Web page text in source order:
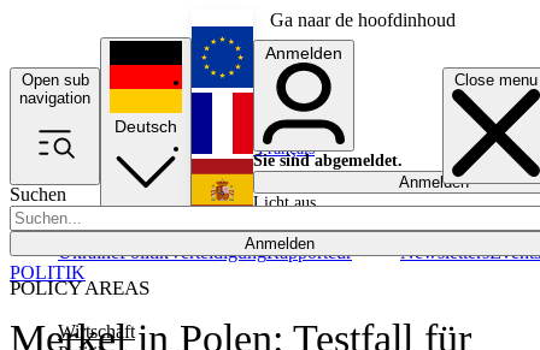
Ga naar de hoofdinhoud
Open sub
navigation
Close menu
Suchen
Anmelden
POLICY AREAS
Wirtschaft
UkrainePolitikVerteidigungRapporteur NewslettersEvents
Deutsch
English
Français
Anmelden
Sie sind abgemeldet.
Anmelden
Licht aus
Merkel in Polen: Testfall für
POLITIK